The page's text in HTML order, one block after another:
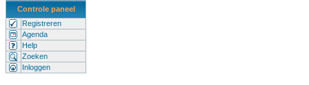
Controle paneel
Registreren
Agenda
Help
Zoeken
Inloggen